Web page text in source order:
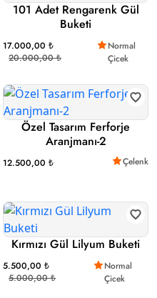
101 Adet Rengarenk Gül
Buketi
17.000,00 ₺
20.000,00 ₺
Normal
Çicek
Özel Tasarım Ferforje
Aranjmanı-2
12.500,00 ₺ Çelenk
Kırmızı Gül Lilyum Buketi
5.500,00 ₺
5.000,00 ₺
Normal
Çicek